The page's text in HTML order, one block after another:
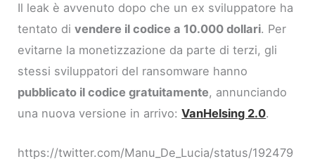
Il leak è avvenuto dopo che un ex sviluppatore ha
tentato divendere il codice a 10.000 dollari. Per
evitarne la monetizzazione da parte di terzi, gli
stessi sviluppatori del ransomware hanno
pubblicato il codice gratuitamente, annunciando
una nuova versione in arrivo:VanHelsing 2.0.
https://twitter.com/Manu_De_Lucia/status/192479